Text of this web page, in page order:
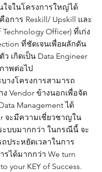
จในโครงการใหญ่ได้
การ Reskill/ Upskill และ
Technology Officer) ที่เก่ง
ที่ชัดเจนเพื่อผลักดัน
เกิดเป็น Data Engineer
าพต่อไป
างโครงการสามารถ
Vendor ข้างนอกเพื่อจัด
Management ได้
จะมีความเชี่ยวชาญใน
ะบบมากกว่า ในกรณีนี้ จะ
ประหยัดเวลาในการ
ได้มากกว่า We turn
your KEY of Success.